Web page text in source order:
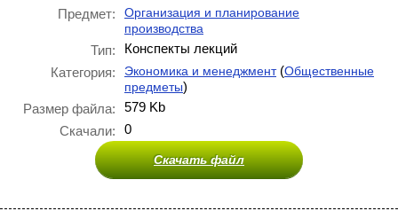
Предмет:
Организация и планирование
производства
Тип:
Конспекты лекций
Категория:
Экономика и менеджмент(Общественные
предметы)
Размер файла:
579 Kb
Скачали:
0
Скачать файл